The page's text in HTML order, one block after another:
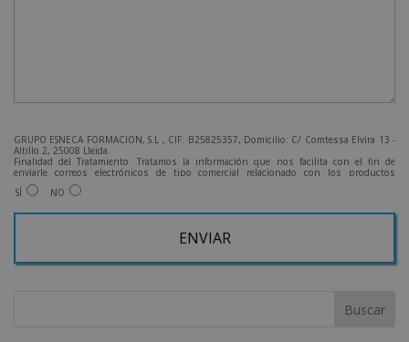
GRUPO ESNECA FORMACIÓN, S.L , CIF: B25825357, Domicilio: C/ Comtessa Elvira 13 -
Altillo 2, 25008 Lleida.
Finalidad del Tratamiento: Tratamos la información que nos facilita con el fin de
enviarle correos electrónicos de tipo comercial relacionado con los productos
ofrecidos y otros tipo de productos que fueran de su interés.
Legitimación del tratamiento: Consentimiento del interesado.
a la dirección admin@grupoesneca.com.
Desea recibir información comercial (vía telefónica y/o email):
SÍ NO